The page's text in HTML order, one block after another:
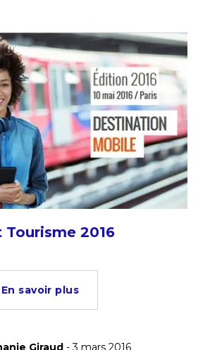
Tourisme 2016
En savoir plus
Giraud- 3 mars 2016